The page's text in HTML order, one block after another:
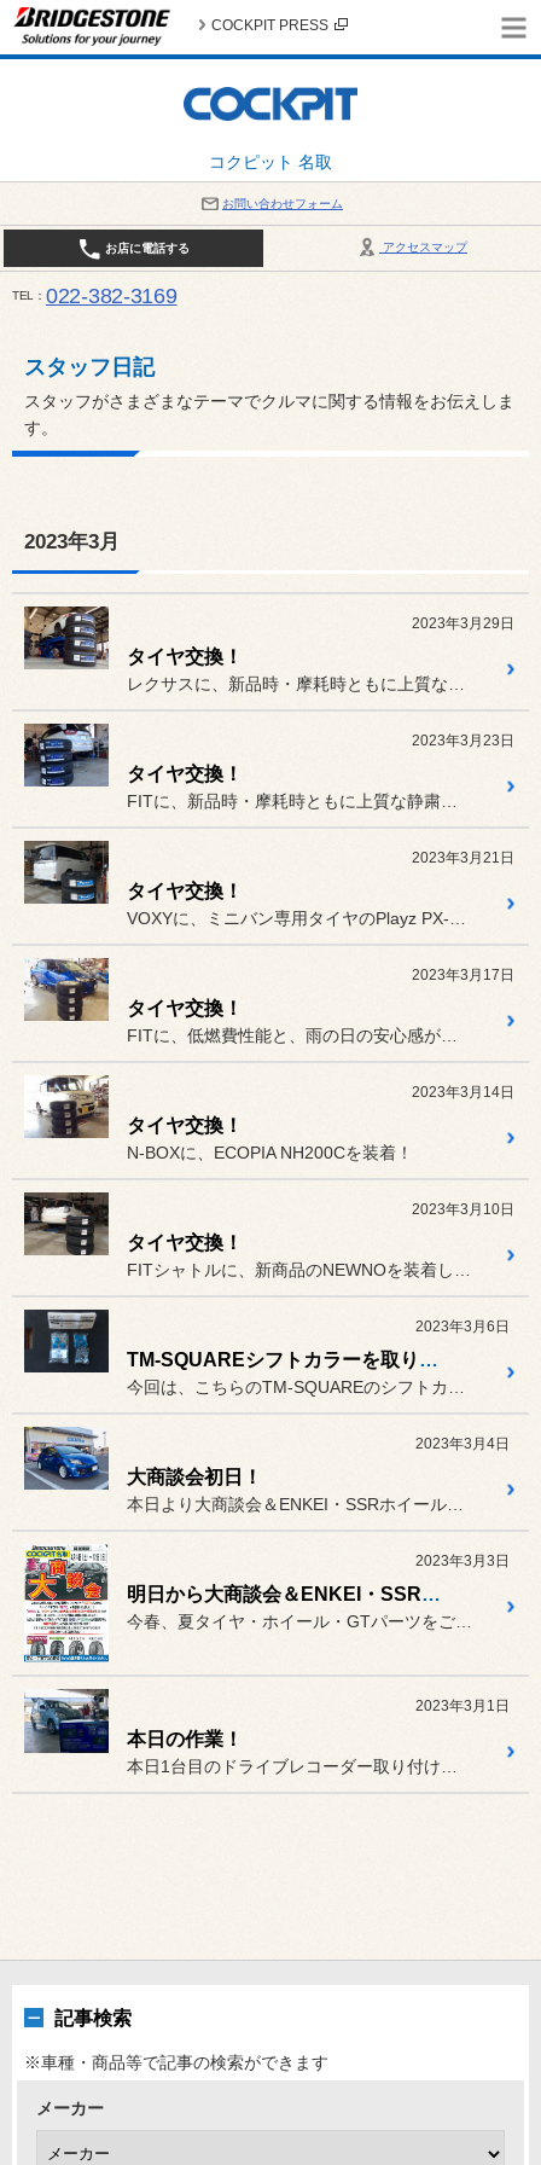
コクピット 名取
COCKPIT PRESS
お問い合わせフォーム
アクセスマップ
お店に電話する
TEL 022-382-3169
スタッフ日記
スタッフがさまざまなテーマでクルマに関する情報をお伝えしま
す。
2023年3月
2023年3月29日
タイヤ交換！
2023年3月23日
タイヤ交換！
2023年3月21日
タイヤ交換！
2023年3月17日
タイヤ交換！
2023年3月14日
タイヤ交換！
N-BOXに、ECOPIA NH200Cを装着！
2023年3月10日
タイヤ交換！
2023年3月6日
TM-SQUAREシフトカラーを取り付けます！
2023年3月4日
大商談会初日！
2023年3月3日
明日から大商談会＆ENKEI・SSRホイールフェア開催します！
2023年3月1日
本日の作業！
本日1台目のドライブレコーダー取り付けです！WATEX製前後２カメ...
記事検索
※車種・商品等で記事の検索ができます
メーカー